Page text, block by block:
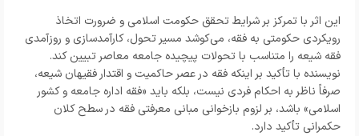
این اثر با تمرکز بر شرایط تحقق حکومت اسلامی و ضرورت اتخاذ
رویکردی حکومتی به فقه، می‌کوشد مسیر تحول، کارآمدسازی و روزآمدی
فقه شیعه را متناسب با تحولات پیچیده جامعه معاصر تبیین کند.
نویسنده با تأکید بر اینکه فقه در عصر حاکمیت و اقتدار فقیهان شیعه،
صرفاً ناظر به احکام فردی نیست، بلکه باید «فقه اداره جامعه و کشور
اسلامی» باشد، بر لزوم بازخوانی مبانی معرفتی فقه در سطح کلان
حکمرانی تأکید دارد.